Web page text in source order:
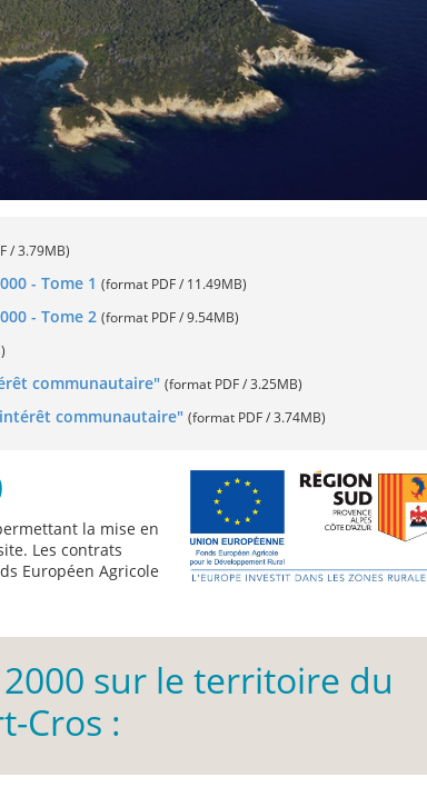
/ 3.79MB)
- Tome 1 (format PDF / 11.49MB)
- Tome 2 (format PDF / 9.54MB)
communautaire" (format PDF / 3.25MB)
communautaire" (format PDF / 3.74MB)
la mise en
Les contrats
Européen Agricole
sur le territoire du
Cros :